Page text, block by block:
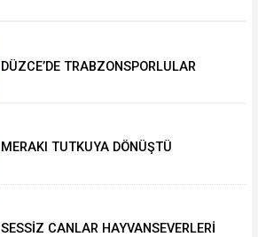
DÜZCE’DE TRABZONSPORLULAR
MERAKI TUTKUYA DÖNÜŞTÜ
SESSİZ CANLAR HAYVANSEVERLERİ